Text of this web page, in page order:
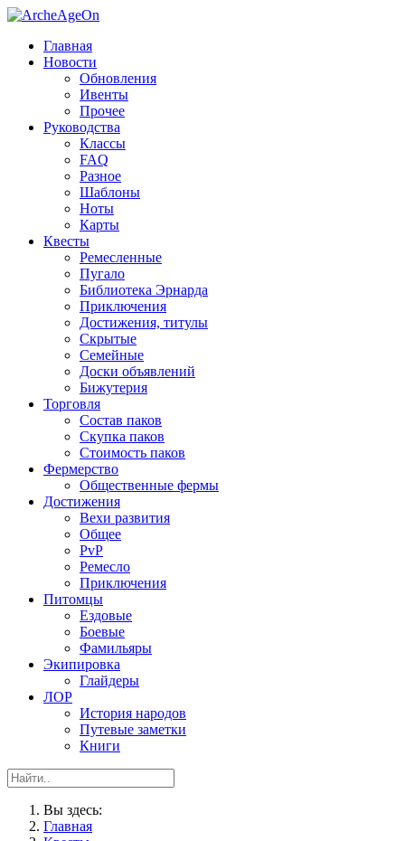
Главная
Новости
Обновления
Ивенты
Прочее
Руководства
Классы
FAQ
Разное
Шаблоны
Ноты
Карты
Квесты
Ремесленные
Пугало
Библиотека Эрнарда
Приключения
Достижения, титулы
Скрытые
Семейные
Доски объявлений
Бижутерия
Торговля
Состав паков
Скупка паков
Стоимость паков
Фермерство
Общественные фермы
Достижения
Вехи развития
Общее
PvP
Ремесло
Приключения
Питомцы
Ездовые
Боевые
Фамильяры
Экипировка
Глайдеры
ЛОР
История народов
Путевые заметки
Книги
Вы здесь:
Главная